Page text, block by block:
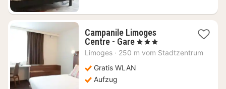
Campanile Limoges
Centre - Gare1
Nacht
, 3 Sterne
Limoges · 250 m vom Stadtzentrum
Gratis WLAN
Aufzug